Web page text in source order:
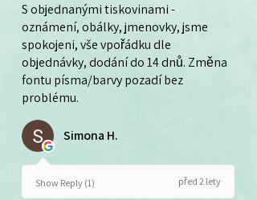
S objednanými tiskovinami -
oznámení, obálky, jmenovky, jsme
spokojeni, vše vpořádku dle
objednávky, dodání do 14 dnů. Změna
fontu písma/barvy pozadí bez
problému.
Simona H.
Show Reply (1) před 2 lety